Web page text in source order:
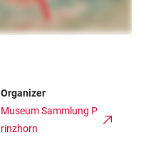
Organizer
Museum Sammlung P
rinzhorn